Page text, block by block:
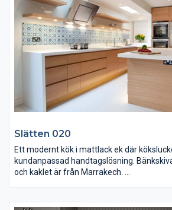
Slätten 020
Ett modernt kök i mattlack ek där
kundanpassad handtagslösning.
och kaklet är från Marrakech.
Hyllorna på väggen har dold upphängning